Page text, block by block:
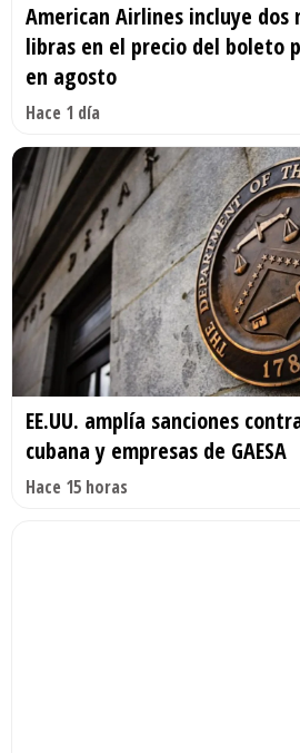
American Airlines incluye dos
libras en el precio del boleto
en agosto
Hace 1 día
EE.UU. amplía sanciones
cubana y empresas de GAESA
Hace 15 horas